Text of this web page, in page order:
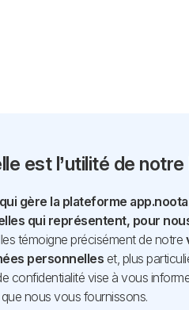
est l’utilité de
gère la plateforme
qui représentent, pour
témoigne précisément de notre
personnelles et, plus
confidentialité vise à vous
que nous vous fournissons.